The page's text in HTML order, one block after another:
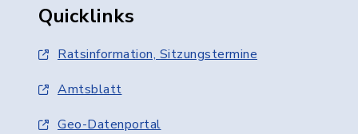
Quicklinks
Ratsinformation, Sitzungstermine
Amtsblatt
Geo-Datenportal